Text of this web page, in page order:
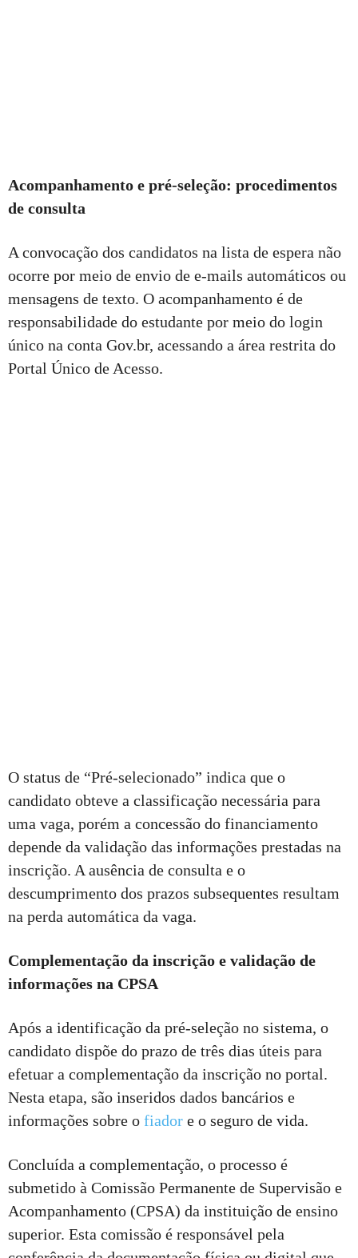
Acompanhamento e pré-seleção: procedimentos
de consulta
A convocação dos candidatos na lista de espera não
ocorre por meio de envio de e-mails automáticos ou
mensagens de texto. O acompanhamento é de
responsabilidade do estudante por meio do login
único na conta Gov.br, acessando a área restrita do
Portal Único de Acesso.
O status de “Pré-selecionado” indica que o
candidato obteve a classificação necessária para
uma vaga, porém a concessão do financiamento
depende da validação das informações prestadas na
inscrição. A ausência de consulta e o
descumprimento dos prazos subsequentes resultam
na perda automática da vaga.
Complementação da inscrição e validação de
informações na CPSA
Após a identificação da pré-seleção no sistema, o
candidato dispõe do prazo de três dias úteis para
efetuar a complementação da inscrição no portal.
Nesta etapa, são inseridos dados bancários e
informações sobre o fiador e o seguro de vida.
Concluída a complementação, o processo é
submetido à Comissão Permanente de Supervisão e
Acompanhamento (CPSA) da instituição de ensino
superior. Esta comissão é responsável pela